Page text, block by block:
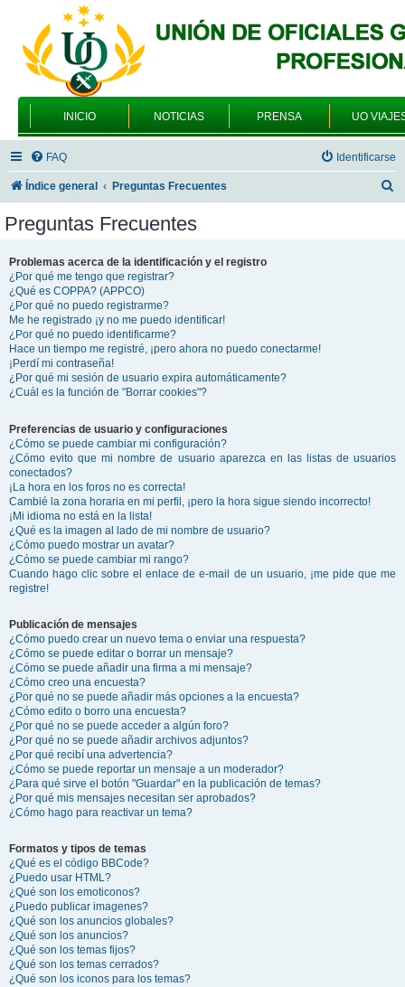
INICIO NOTICIAS PRENSA UO
FAQ Identificarse
Índice general Preguntas Frecuentes
Preguntas Frecuentes
Problemas acerca de la identificación y el registro
¿Por qué me tengo que registrar?
¿Qué es COPPA? (APPCO)
¿Por qué no puedo registrarme?
Me he registrado ¡y no me puedo identificar!
¿Por qué no puedo identificarme?
Hace un tiempo me registré, ¡pero ahora no puedo conectarme!
¡Perdí mi contraseña!
¿Por qué mi sesión de usuario expira automáticamente?
¿Cuál es la función de "Borrar cookies"?
Preferencias de usuario y configuraciones
¿Cómo se puede cambiar mi configuración?
¿Cómo evito que mi nombre de usuario aparezca en las listas de usuarios
conectados?
¡La hora en los foros no es correcta!
Cambié la zona horaria en mi perfil, ¡pero la hora sigue siendo incorrecto!
¡Mi idioma no está en la lista!
¿Qué es la imagen al lado de mi nombre de usuario?
¿Cómo puedo mostrar un avatar?
¿Cómo se puede cambiar mi rango?
Cuando hago clic sobre el enlace de e-mail de un usuario, ¡me pide que me
registre!
Publicación de mensajes
¿Cómo puedo crear un nuevo tema o enviar una respuesta?
¿Cómo se puede editar o borrar un mensaje?
¿Cómo se puede añadir una firma a mi mensaje?
¿Cómo creo una encuesta?
¿Por qué no se puede añadir más opciones a la encuesta?
¿Cómo edito o borro una encuesta?
¿Por qué no se puede acceder a algún foro?
¿Por qué no se puede añadir archivos adjuntos?
¿Por qué recibí una advertencia?
¿Cómo se puede reportar un mensaje a un moderador?
¿Para qué sirve el botón "Guardar" en la publicación de temas?
¿Por qué mis mensajes necesitan ser aprobados?
¿Cómo hago para reactivar un tema?
Formatos y tipos de temas
¿Qué es el código BBCode?
¿Puedo usar HTML?
¿Qué son los emoticonos?
¿Puedo publicar imagenes?
¿Qué son los anuncios globales?
¿Qué son los anuncios?
¿Qué son los temas fijos?
¿Qué son los temas cerrados?
¿Qué son los iconos para los temas?